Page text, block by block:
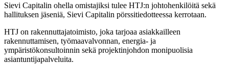
Sievi Capitalin ohella omistajiksi tulee HTJ:n johtohenkilöitä sekä
hallituksen jäseniä, Sievi Capitalin pörssitiedotteessa kerrotaan.
HTJ on rakennuttajatoimisto, joka tarjoaa asiakkailleen
rakennuttamisen, työmaavalvonnan, energia- ja
ympäristökonsultoinnin sekä projektinjohdon monipuolisia
asiantuntijapalveluita.